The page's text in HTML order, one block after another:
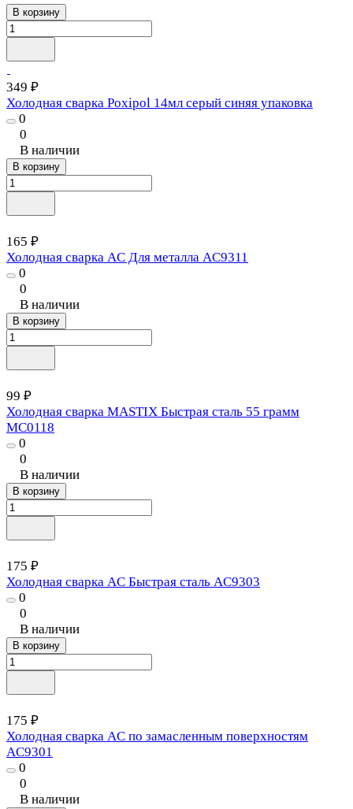
В корзину
349 ₽
Холодная сварка Poxipol 14мл серый синяя упаковка
0
0
В наличии
В корзину
165 ₽
Холодная сварка AC Для металла AC9311
0
0
В наличии
В корзину
99 ₽
Холодная сварка MASTIX Быстрая сталь 55 грамм
MC0118
0
0
В наличии
В корзину
175 ₽
Холодная сварка AC Быстрая сталь AC9303
0
0
В наличии
В корзину
175 ₽
Холодная сварка AC по замасленным поверхностям
AC9301
0
0
В наличии